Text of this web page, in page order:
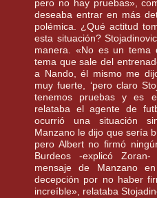
pero no hay pruebas»,
deseaba entrar en más
polémica. ¿Qué actitud
esta situación? Stojadinovic
manera. «No es un tema
tema que sale del
a Nando, él mismo me
muy fuerte, ‘pero claro
tenemos pruebas y es
relataba el agente de
ocurrió una situación
Manzano le dijo que sería
pero Albertno firmó
Burdeos -explicó Zoran-
mensaje de Manzano
decepción por no haber
increíble», relataba